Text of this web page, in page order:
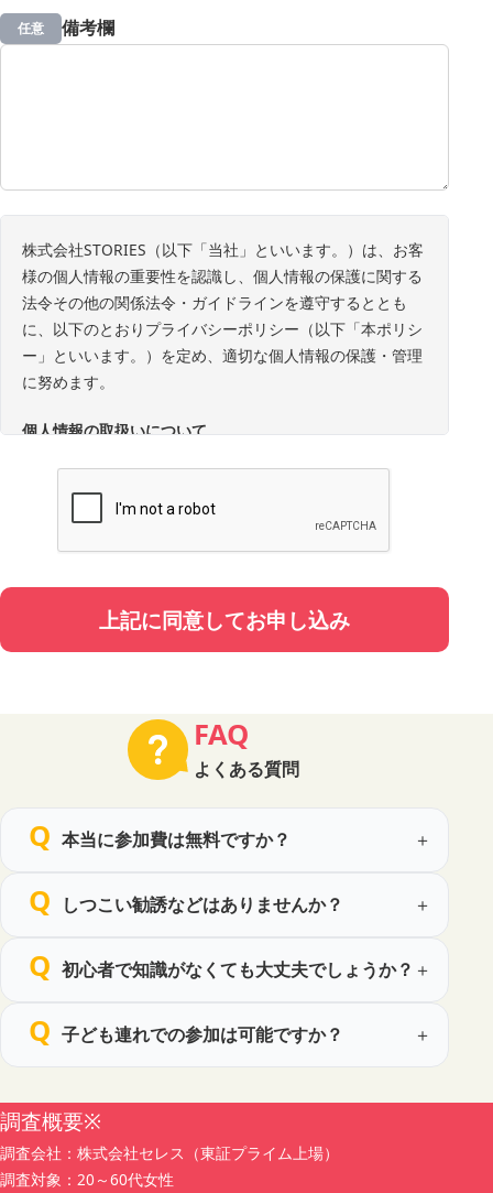
任意 備考欄
株式会社STORIES（以下「当社」といいます。）は、お客
様の個人情報の重要性を認識し、個人情報の保護に関する
法令その他の関係法令・ガイドラインを遵守するととも
に、以下のとおりプライバシーポリシー（以下「本ポリシ
ー」といいます。）を定め、適切な個人情報の保護・管理
に努めます。
個人情報の取扱いについて
事業者名：株式会社STORIES
代表者：代表取締役 陣内 亨
2. 個人情報の定義
本ポリシーにおいて「個人情報」とは、氏名、性別、電話
ことにより特定の個人を識別できる情報をいいます。
（1）セミナー申込時にご提供いただく情報
性別
電話番号
年代
お住いの都道府県
同伴者情報（お名前・年代・性別・申込者との続柄）
ら任意にご提供いただく情報
4. 個人情報の取得方法
当社は、主として当社が運営するウェブサイト等に設置す
上記に同意してお申し込み
FAQ
よくある質問
本当に参加費は無料ですか？
しつこい勧誘などはありませんか？
初心者で知識がなくても大丈夫でしょうか？
子ども連れでの参加は可能ですか？
調査概要※
調査会社：株式会社セレス（東証プライム上場）
調査対象：20～60代女性